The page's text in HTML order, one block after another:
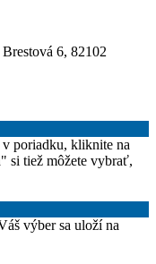
6, 82102
poriadku, kliknite na
si tiež môžete vybrať,
výber sa uloží na